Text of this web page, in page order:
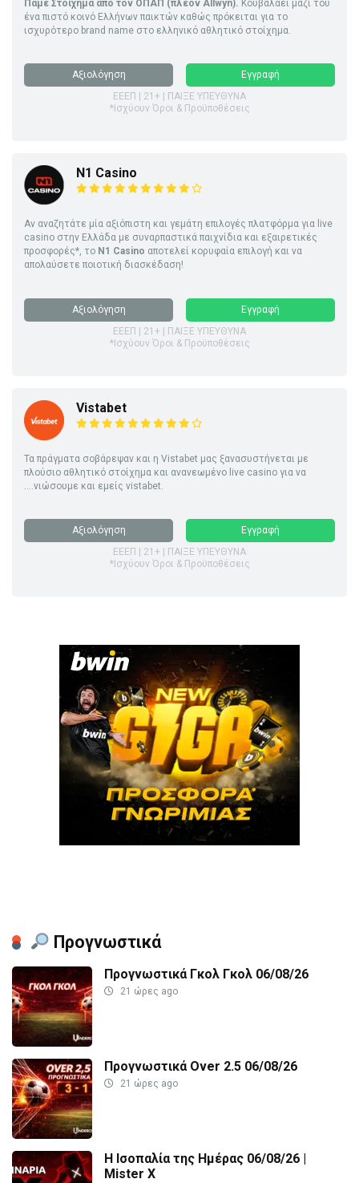
Πάμε Στοίχημα από τον ΟΠΑΠ (πλέον Allwyn). Κουβαλάει μαζί του
ένα πιστό κοινό Ελλήνων παικτών καθώς πρόκειται για το
ισχυρότερο brand name στο ελληνικό αθλητικό στοίχημα.
Αξιολόγηση
Εγγραφή
ΕΕΕΠ | 21+ | ΠΑΙΞΕ ΥΠΕΥΘΥΝΑ
*Ισχύουν Όροι & Προϋποθέσεις
N1 Casino
Αν αναζητάτε μία αξιόπιστη και γεμάτη επιλογές πλατφόρμα για live
casino στην Ελλάδα με συναρπαστικά παιχνίδια και εξαιρετικές
προσφορές*, το N1 Casino αποτελεί κορυφαία επιλογή και να
απολαύσετε ποιοτική διασκέδαση!
Αξιολόγηση
Εγγραφή
ΕΕΕΠ | 21+ | ΠΑΙΞΕ ΥΠΕΥΘΥΝΑ
*Ισχύουν Όροι & Προϋποθέσεις
Vistabet
Τα πράγματα σοβάρεψαν και η Vistabet μας ξανασυστήνεται με
πλούσιο αθλητικό στοίχημα και ανανεωμένο live casino για να
....νιώσουμε και εμείς vistabet.
Αξιολόγηση
Εγγραφή
ΕΕΕΠ | 21+ | ΠΑΙΞΕ ΥΠΕΥΘΥΝΑ
*Ισχύουν Όροι & Προϋποθέσεις
Προγνωστικά
Προγνωστικά Γκολ Γκολ 06/08/26
21 ώρες ago
Προγνωστικά Over 2.5 06/08/26
21 ώρες ago
Η Ισοπαλία της Ημέρας 06/08/26 |
Mister X